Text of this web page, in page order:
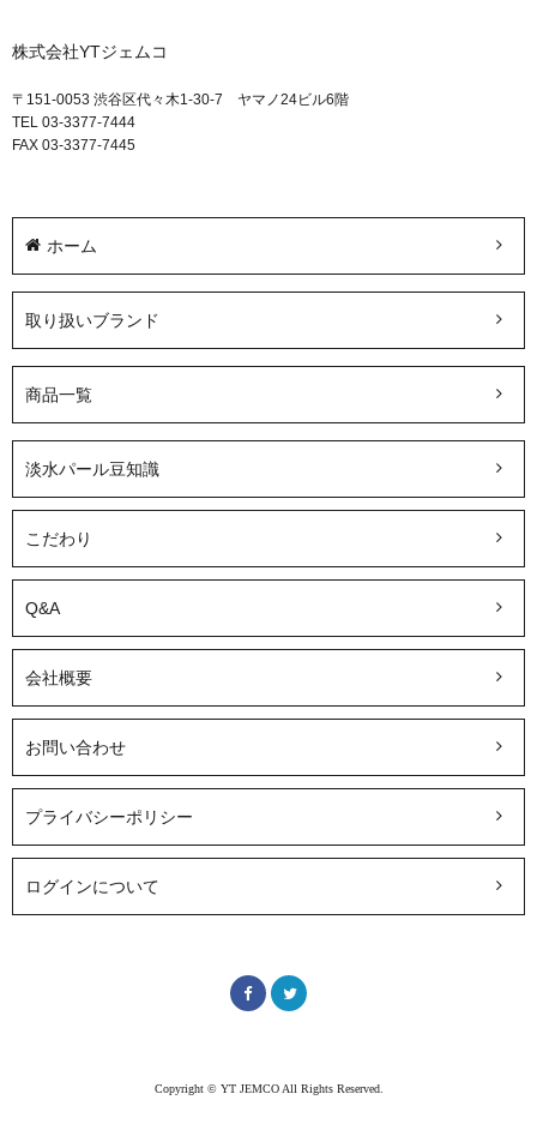
株式会社YTジェムコ
〒151-0053 渋谷区代々木1-30-7 ヤマノ24ビル6階
TEL 03-3377-7444
FAX 03-3377-7445
ホーム
取り扱いブランド
商品一覧
淡水パール豆知識
こだわり
Q&A
会社概要
お問い合わせ
プライバシーポリシー
ログインについて
Copyright © YT JEMCO All Rights Reserved.